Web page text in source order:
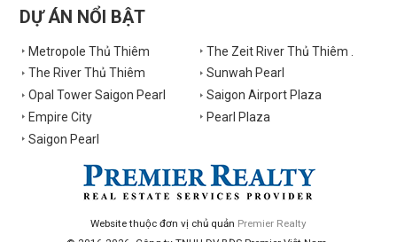
DỰ ÁN NỔI BẬT
Metropole Thủ Thiêm
The Zeit River Thủ Thiêm .
The River Thủ Thiêm
Sunwah Pearl
Opal Tower Saigon Pearl
Saigon Airport Plaza
Empire City
Pearl Plaza
Saigon Pearl
Website thuộc đơn vị chủ quản Premier Realty